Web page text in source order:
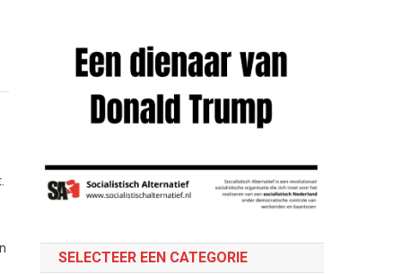
SELECTEER EEN CATEGORIE